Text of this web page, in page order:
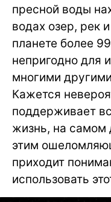
пресной воды
водах озер, рек
планете более
непригодно для
многими
Кажется
поддерживает
жизнь, на самом
этим
приходит
использовать